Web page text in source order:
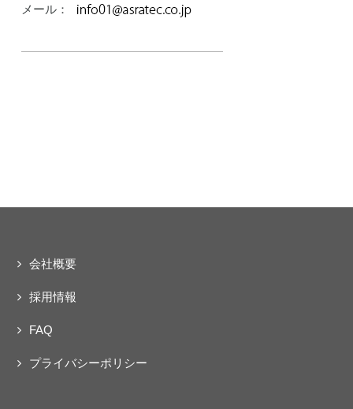
メール：
会社概要
採用情報
FAQ
プライバシーポリシー